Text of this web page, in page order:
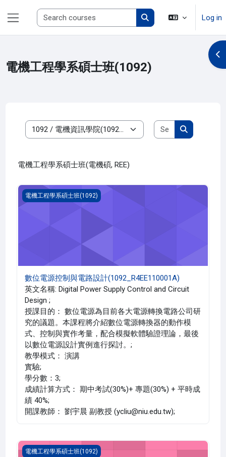
Side panel
Search courses
Search courses
Log in
電機工程學系碩士班(1092)
Course categories
Search
Search
電機工程學系碩士班(電機碩, REE)
數位電源控制與電路設計(1092_R4EE110001A)
電機工程學系碩士班(1092)
數位電源控制與電路設計(1092_R4EE110001A)
英文名稱: Digital Power Supply Control and Circuit
Design ;
授課目的： 數位電源為目前各大電源轉換電路公司研
究的議題。本課程將介紹數位電源轉換器的動作模
式、控制與實作考量，配合模擬軟體驗證理論，最後
以數位電源設計實例進行探討。;
教學模式： 演講
實驗;
學分數：3;
成績計算方式： 期中考試(30%)+ 專題(30%) + 平時成
績 40%;
開課教師： 劉宇晨 副教授 (ycliu@niu.edu.tw);
數位傳輸理論(1092_R4EE000050A)
電機工程學系碩士班(1092)